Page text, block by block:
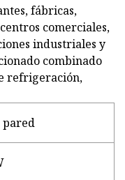
fábricas,
comerciales,
industriales y
combinado
refrigeración,
pared